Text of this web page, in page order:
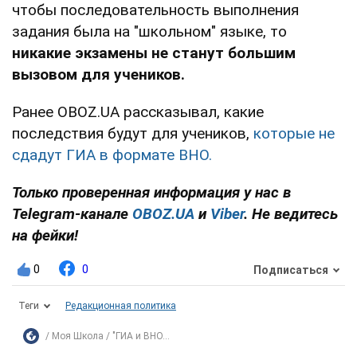
чтобы последовательность выполнения
задания была на "школьном" языке, то
никакие экзамены не станут большим
вызовом для учеников.
Ранее OBOZ.UA рассказывал, какие
последствия будут для учеников, которые не
сдадут ГИА в формате ВНО.
Только проверенная информация у нас в
Telegram-канале OBOZ.UA и Viber. Не ведитесь
на фейки!
0 0 Подписаться
Теги Редакционная политика
Моя Школа "ГИА и ВНО...